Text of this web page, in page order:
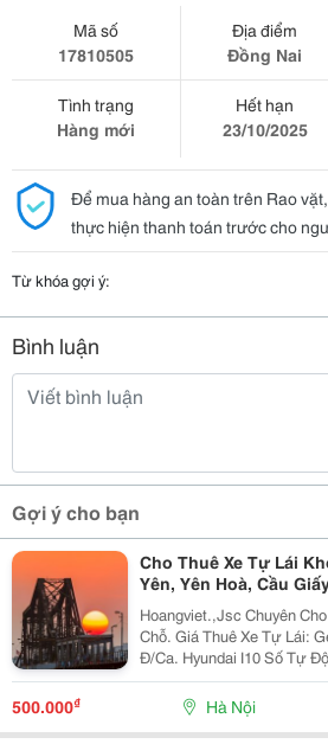
Mã số
17810505
Địa điểm
Đồng Nai
Tình trạng
Hàng mới
Hết hạn
23/10/2025
Để mua hàng an toàn trên Rao
thực hiện thanh toán trước cho
Từ khóa gợi ý:
Bình luận
Gợi ý cho bạn
Cho Thuê Xe Tự Lái
Yên, Yên Hoà, Cầu
Hoangviet.,Jsc Chuyên
Chỗ. Giá Thuê Xe Tự Lái: Getz Số Sàn Giá: 500.000
Đ/Ca. Hyundai I10 Số Tự Động 1.2 - 2016 Giá:
600.000Đ/Ca. Hyundai I10 Số Tự Động 1.2 - 2018 Giá:
650.000 Đ/Ca. Vios
500.000₫ Hà Nội